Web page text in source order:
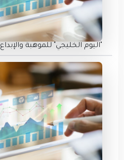
"اليوم الخليجي" للموهبة والإبداع2026